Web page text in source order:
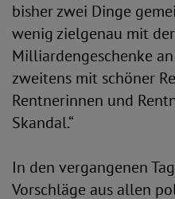
bisher zwei Dinge
wenig zielgenau mit
Milliardengeschenke
zweitens mit schöner
Rentnerinnen und
Skandal.“
In den vergangenen
Vorschläge aus allen